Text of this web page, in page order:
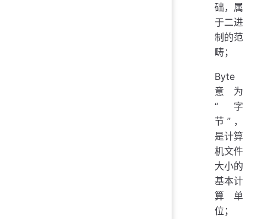
础，属
于二进
制的范
畴；
Byte
意为
“字
节”，
是计算
机文件
大小的
基本计
算单
位；